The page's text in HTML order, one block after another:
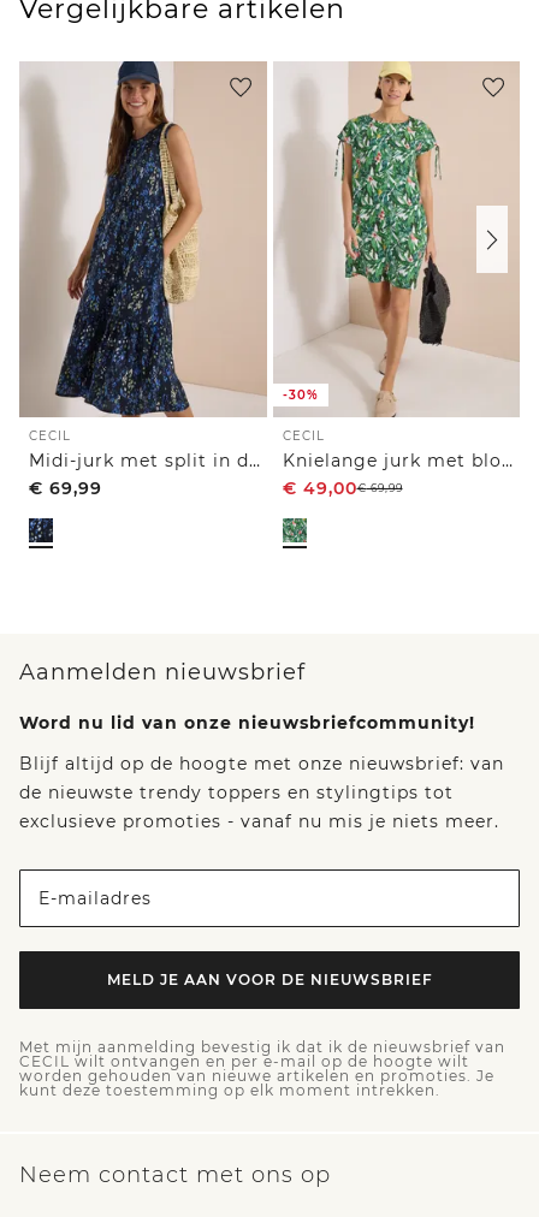
Vergelijkbare artikelen
CECIL
Midi-jurk met split in de hals en print
€ 69,99
-30%
CECIL
Knielange jurk met bloemenpatroon
€ 49,00€69,99
Aanmelden nieuwsbrief
Word nu lid van onze nieuwsbriefcommunity!
Blijf altijd op de hoogte met onze nieuwsbrief: van
de nieuwste trendy toppers en stylingtips tot
exclusieve promoties - vanaf nu mis je niets meer.
E-mailadres
MELD JE AAN VOOR DE NIEUWSBRIEF
Met mijn aanmelding bevestig ik dat ik de nieuwsbrief van
CECIL wilt ontvangen en per e-mail op de hoogte wilt
worden gehouden van nieuwe artikelen en promoties. Je
kunt deze toestemming op elk moment intrekken.
Neem contact met ons op